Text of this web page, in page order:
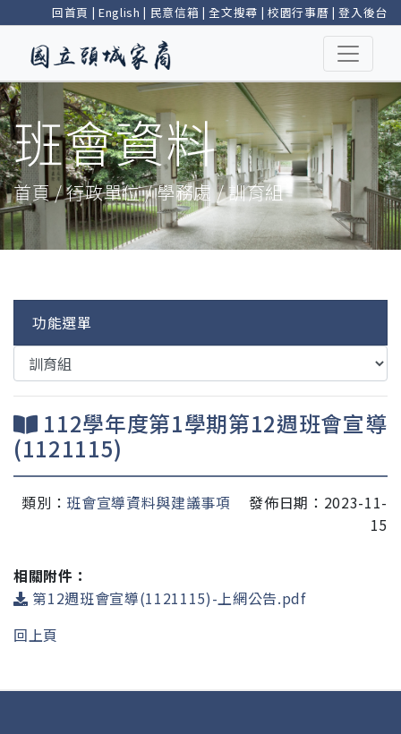
回首頁 | English | 民意信箱 |全文搜尋 | 校園行事曆 |登入後台
班會資料
首頁 / 行政單位 / 學務處 / 訓育組
功能選單
112學年度第1學期第12週班會宣導
(1121115)
類別： 班會宣導資料與建議事項
發佈日期：2023-11-
15
相關附件：
第12週班會宣導(1121115)-上網公告.pdf
回上頁